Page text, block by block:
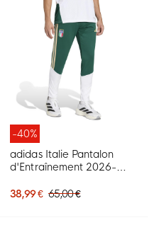
-40%
adidas Italie Pantalon
d'Entraînement 2026-
38,99 € 65,00 €